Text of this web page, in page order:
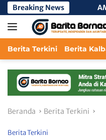
Langsung
ke
konten
Breaking News
Hulu AMPD Desak
Berita Terkini Berita
Beranda Berita Terkini
Berita Terkini